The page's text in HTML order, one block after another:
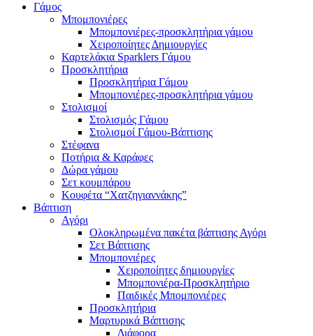
Γάμος
Μπομπονιέρες
Μπομπονιέρες-προσκλητήρια γάμου
Χειροποίητες Δημιουργίες
Καρτελάκια Sparklers Γάμου
Προσκλητήρια
Προσκλητήρια Γάμου
Μπομπονιέρες-προσκλητήρια γάμου
Στολισμοί
Στολισμός Γάμου
Στολισμοί Γάμου-Βάπτισης
Στέφανα
Ποτήρια & Καράφες
Δώρα γάμου
Σετ κουμπάρου
Κουφέτα “Χατζηγιαννάκης”
Βάπτιση
Αγόρι
Ολοκληρωμένα πακέτα βάπτισης Αγόρι
Σετ Βάπτισης
Μπομπονιέρες
Χειροποίητες δημιουργίες
Μπομπονιέρα-Προσκλητήριο
Παιδικές Μπομπονιέρες
Προσκλητήρια
Μαρτυρικά Βάπτισης
Διάφορα